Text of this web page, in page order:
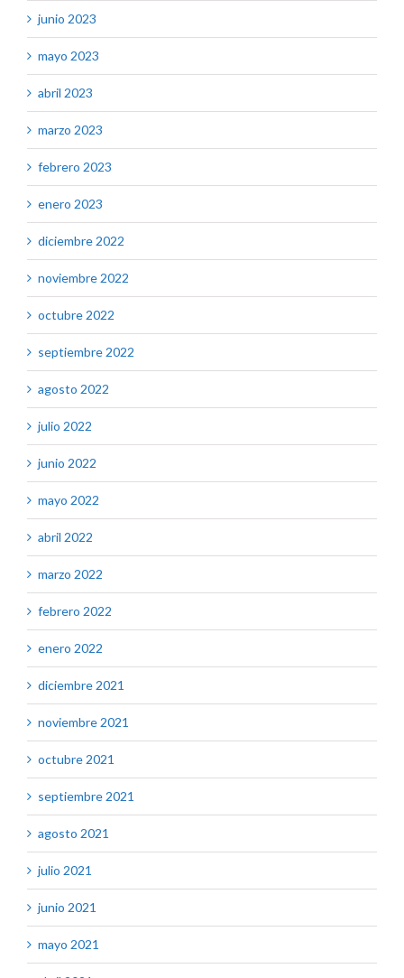
junio 2023
mayo 2023
abril 2023
marzo 2023
febrero 2023
enero 2023
diciembre 2022
noviembre 2022
octubre 2022
septiembre 2022
agosto 2022
julio 2022
junio 2022
mayo 2022
abril 2022
marzo 2022
febrero 2022
enero 2022
diciembre 2021
noviembre 2021
octubre 2021
septiembre 2021
agosto 2021
julio 2021
junio 2021
mayo 2021